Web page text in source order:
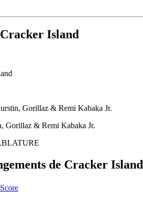
Cracker Island
Gorillaz & Remi Kabaka Jr.
Gorillaz & Remi Kabaka Jr.
de Cracker Island